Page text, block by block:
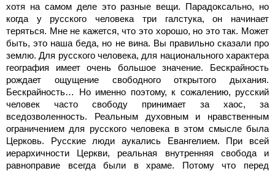
хотя на самом деле это разные вещи. Парадоксально, но
когда у русского человека три галстука, он начинает
теряться. Мне не кажется, что это хорошо, но это так. Может
быть, это наша беда, но не вина. Вы правильно сказали про
землю. Для русского человека, для национального характера
география имеет очень большое значение. Бескрайность
рождает ощущение свободного открытого дыхания.
Бескрайность… Но именно поэтому, к сожалению, русский
человек часто свободу принимает за хаос, за
вседозволенность. Реальным духовным и нравственным
ограничением для русского человека в этом смысле была
Церковь. Русские люди аукались Евангелием. При всей
иерархичности Церкви, реальная внутренняя свобода и
равноправие всегда были в храме. Потому что перед